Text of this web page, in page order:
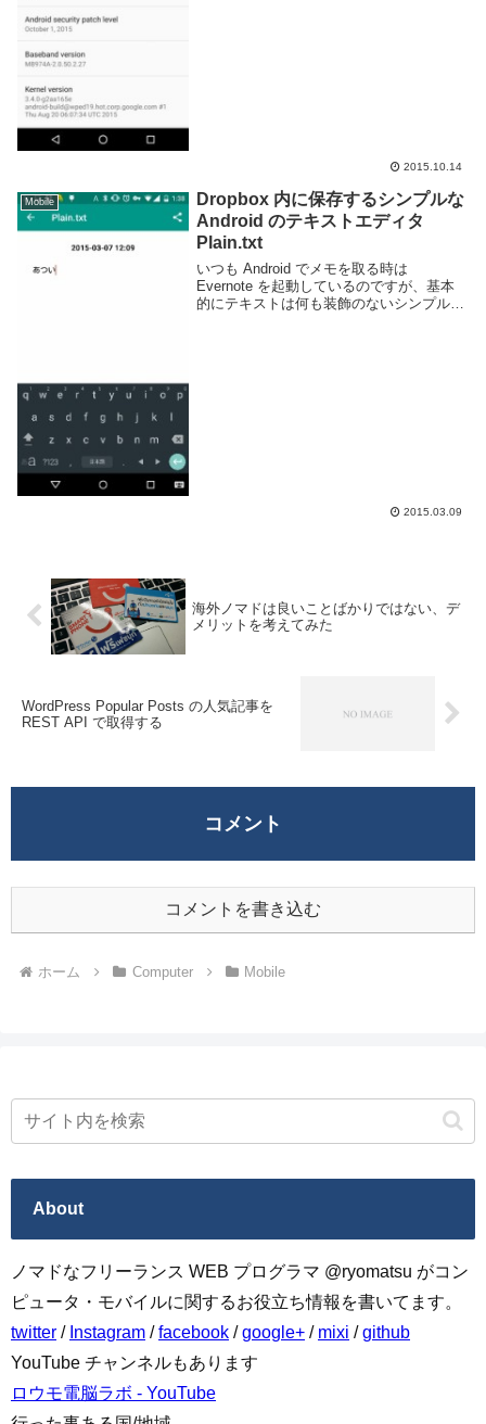
2015.10.14
Mobile
Dropbox 内に保存するシンプルな
Android のテキストエディタ
Plain.txt
いつも Android でメモを取る時は
Evernote を起動しているのですが、基本
的にテキストは何も装飾のないシンプルな
2015.03.09
海外ノマドは良いことばかりではない、デ
メリットを考えてみた
WordPress Popular Posts の人気記事を
REST API で取得する
コメント
コメントを書き込む
ホーム Computer Mobile
About
ノマドなフリーランス WEB プログラマ @ryomatsu がコン
ピュータ・モバイルに関するお役立ち情報を書いてます。
twitter / Instagram /facebook /google+ / mixi /github
YouTube チャンネルもあります
ロウモ電脳ラボ - YouTube